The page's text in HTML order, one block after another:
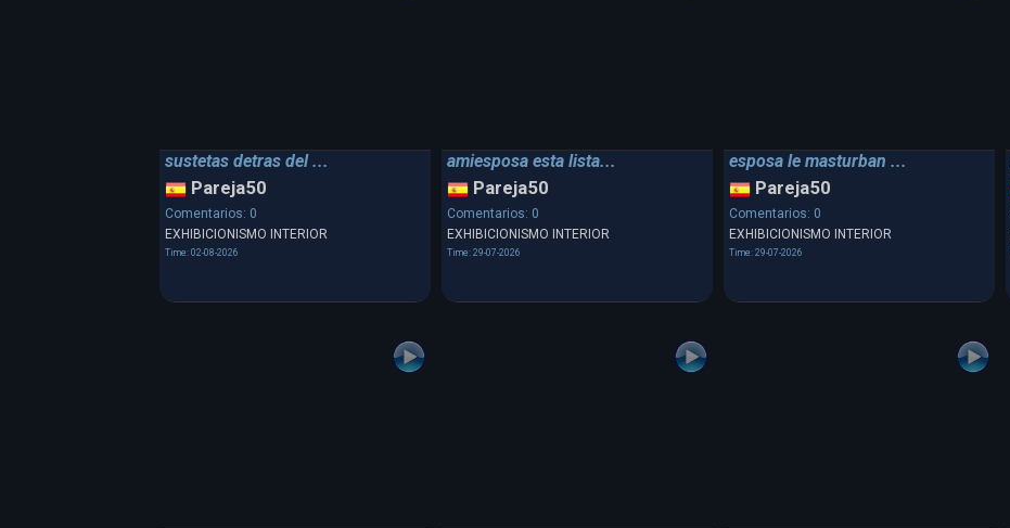
sustetas detras del ...
Pareja50
Comentarios: 0
EXHIBICIONISMO INTERIOR
Time: 02-08-2026
amiesposa esta lista...
Pareja50
Comentarios: 0
EXHIBICIONISMO INTERIOR
Time: 29-07-2026
esposa le masturban ...
Pareja50
Comentarios: 0
EXHIBICIONISMO INTERIOR
Time: 29-07-2026